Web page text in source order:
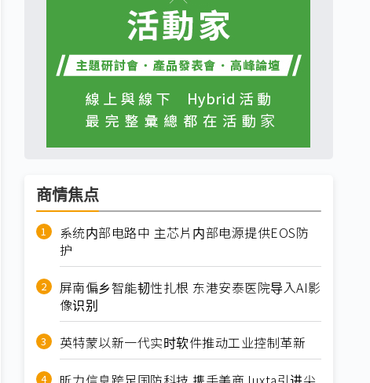
商情焦点
系统内部电路中 主芯片内部电源提供EOS防
护
屏南偏乡智能韧性扎根 东港安泰医院导入AI影
像识别
英特蒙以新一代实时软件推动工业控制革新